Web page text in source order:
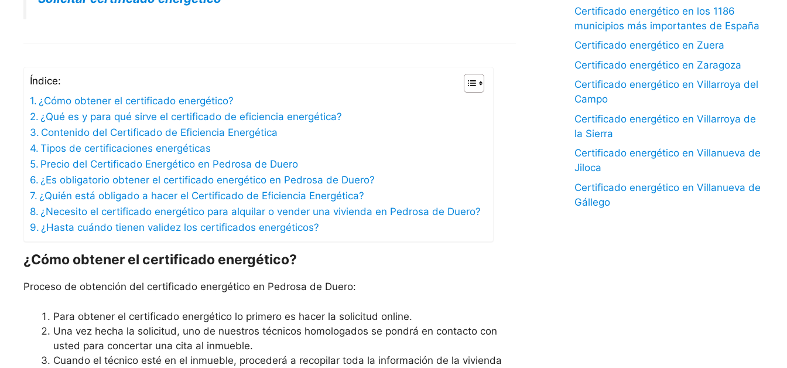
Índice:
¿Cómo obtener el certificado energético?
¿Qué es y para qué sirve el certificado de eficiencia energética?
Contenido del Certificado de Eficiencia Energética
Tipos de certificaciones energéticas
Precio del Certificado Energético en Pedrosa de Duero
¿Es obligatorio obtener el certificado energético en Pedrosa de Duero?
¿Quién está obligado a hacer el Certificado de Eficiencia Energética?
¿Necesito el certificado energético para alquilar o vender una vivienda en Pedrosa de Duero?
¿Hasta cuándo tienen validez los certificados energéticos?
¿Cómo obtener el certificado energético?
Proceso de obtención del certificado energético en Pedrosa de Duero:
Para obtener el certificado energético lo primero es hacer la solicitud online.
Una vez hecha la solicitud, uno de nuestros técnicos homologados se pondrá en contacto con
usted para concertar una cita al inmueble.
Cuando el técnico esté en el inmueble, procederá a recopilar toda la información de la vivienda
Certificado energético en los 1186
municipios más importantes de España
Certificado energético en Zuera
Certificado energético en Zaragoza
Certificado energético en Villarroya del
Campo
Certificado energético en Villarroya de
la Sierra
Certificado energético en Villanueva de
Jiloca
Certificado energético en Villanueva de
Gállego